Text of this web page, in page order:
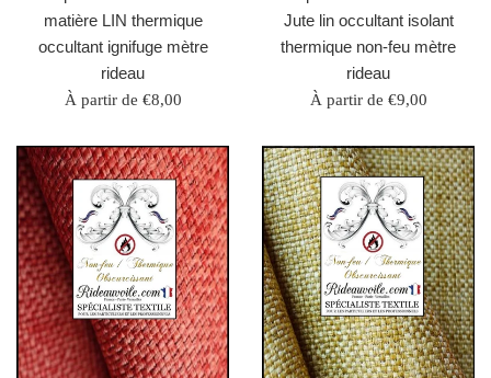
matière LIN thermique
occultant ignifuge mètre
rideau
À partir de €8,00
Jute lin occultant isolant
thermique non-feu mètre
rideau
À partir de €9,00